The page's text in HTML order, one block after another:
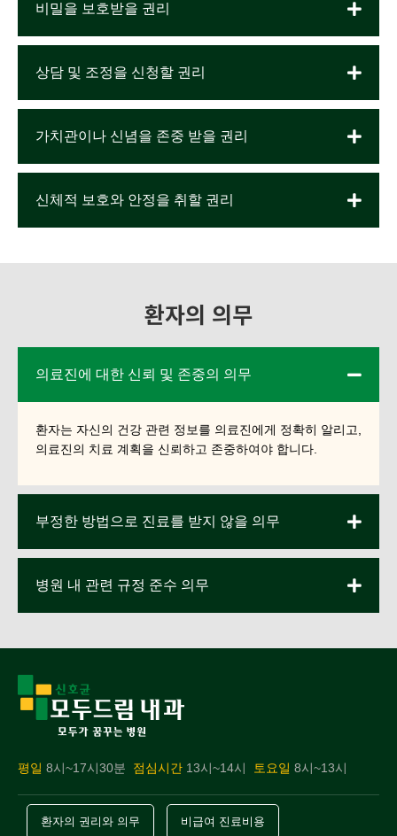
비밀을 보호받을 권리
상담 및 조정을 신청할 권리
가치관이나 신념을 존중 받을 권리
신체적 보호와 안정을 취할 권리
환자의 의무
의료진에 대한 신뢰 및 존중의 의무
환자는 자신의 건강 관련 정보를 의료진에게 정확히 알리고,
의료진의 치료 계획을 신뢰하고 존중하여야 합니다.
부정한 방법으로 진료를 받지 않을 의무
병원 내 관련 규정 준수 의무
평일 8시~17시30분 점심시간 13시~14시 토요일 8시~13시
환자의 권리와 의무 비급여 진료비용